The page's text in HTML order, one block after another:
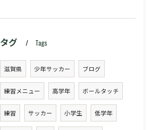
タグ Tags
滋賀県 少年サッカー ブログ
練習メニュー 高学年 ボールタッチ
練習 サッカー 小学生 低学年